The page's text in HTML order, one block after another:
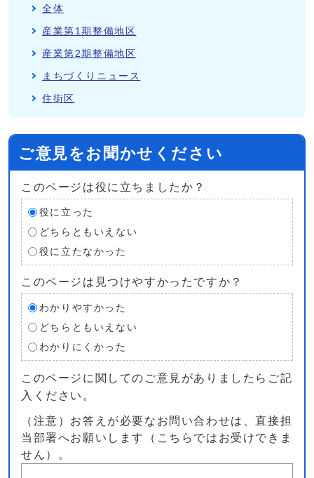
全体
産業第1期整備地区
産業第2期整備地区
まちづくりニュース
住街区
ご意見をお聞かせください
このページは役に立ちましたか？
役に立った
どちらともいえない
役に立たなかった
このページは見つけやすかったですか？
わかりやすかった
どちらともいえない
わかりにくかった
このページに関してのご意見がありましたらご記
入ください。
（注意）お答えが必要なお問い合わせは、直接担
当部署へお願いします（こちらではお受けできま
せん）。